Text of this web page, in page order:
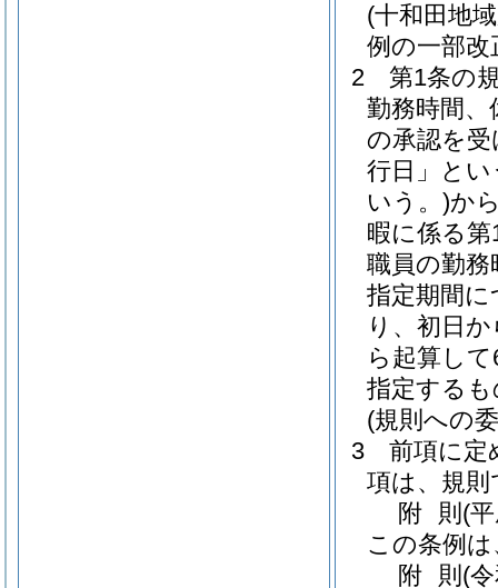
(十和田地
例の一部改
2
第1条の
勤務時間、
の承認を
行日」とい
いう。)か
暇に係る
職員の勤務
指定期間
り、初日
ら起算し
指定する
(規則への
3
前項に定
項は、規
附 則 (
この条例
附 則 (